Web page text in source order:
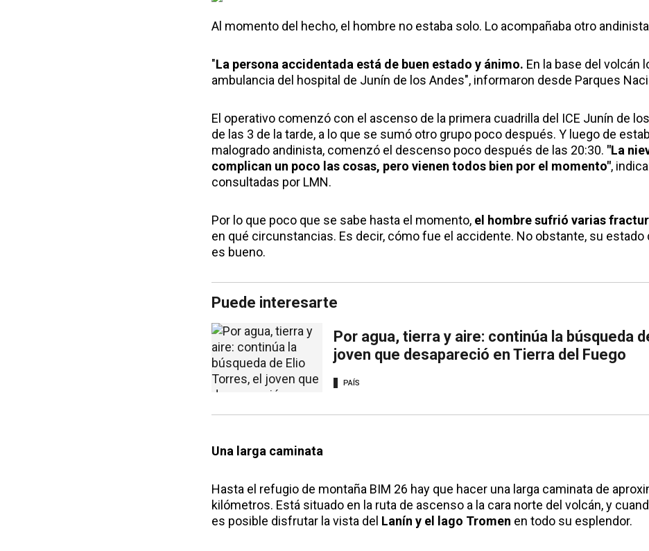
Al momento del hecho, el hombre no estaba solo. Lo acompañaba otro
"La persona accidentada está de buen estado y ánimo. En la base del volcán
ambulancia del hospital de Junín de los Andes", informaron desde Parques
El operativo comenzó con el ascenso de la primera cuadrilla del ICE Junín de
de las 3 de la tarde, a lo que se sumó otro grupo poco después. Y luego de
malogrado andinista, comenzó el descenso poco después de las 20:30. "La
complican un poco las cosas, pero vienen todos bien por el momento",
consultadas por LMN.
Por lo que poco que se sabe hasta el momento, el hombre sufrió varias
en qué circunstancias. Es decir, cómo fue el accidente. No obstante, su estado
es bueno.
Puede interesarte
Por agua, tierra y aire: continúa la búsqueda
joven que desapareció en Tierra del Fuego
PAÍS
Una larga caminata
Hasta el refugio de montaña BIM 26 hay que hacer una larga caminata de
kilómetros. Está situado en la ruta de ascenso a la cara norte del volcán, y
es posible disfrutar la vista del Lanín y el lago Tromen en todo su esplendor.